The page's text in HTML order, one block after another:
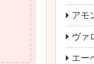
アモ
ヴァ
エー